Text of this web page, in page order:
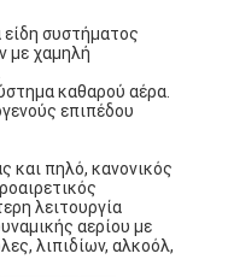
είδη συστήματος
με χαμηλή
καθαρού αέρα.
επιπέδου
και πηλό, κανονικός
λειτουργία
αερίου με
λιπιδίων, αλκοόλ,